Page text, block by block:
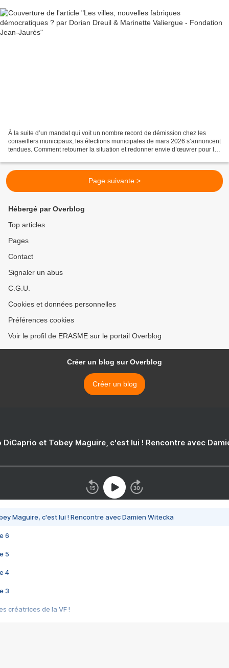
À la suite d’un mandat qui voit un nombre record de démission chez les
conseillers municipaux, les élections municipales de mars 2026 s’annoncent
tendues. Comment retourner la situation et redonner envie d’œuvrer pour le
Page suivante >
Hébergé par Overblog
Top articles
Pages
Contact
Signaler un abus
C.G.U.
Cookies et données personnelles
Préférences cookies
Voir le profil de ERASME sur le portail Overblog
Créer un blog sur Overblog
Créer un blog
DiCaprio et Tobey Maguire, c'est lui ! Rencontre avec
Maguire, c'est lui ! Rencontre avec Damien Witecka
6
5
4
3
créatrices de la VF !